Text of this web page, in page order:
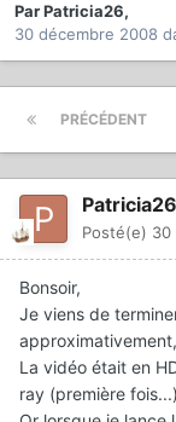
ParPatricia26,
30 décembre 2008
PRÉCÉDENT
Patricia26
Posté(e) 30
Bonsoir,
Je viens de
La vidéo était en
ray (première fois...)